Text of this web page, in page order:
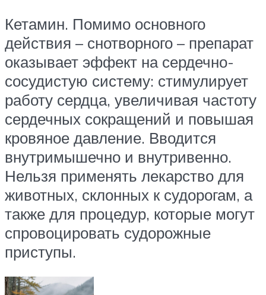
Кетамин. Помимо основного
действия – снотворного – препарат
оказывает эффект на сердечно-
сосудистую систему: стимулирует
работу сердца, увеличивая частоту
сердечных сокращений и повышая
кровяное давление. Вводится
внутримышечно и внутривенно.
Нельзя применять лекарство для
животных, склонных к судорогам, а
также для процедур, которые могут
спровоцировать судорожные
приступы.